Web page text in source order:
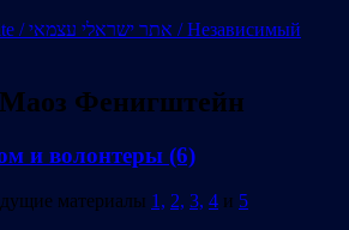
Маоз Фенигштейн
и волонтеры (6)
материалы 1, 2, 3, 4 и 5